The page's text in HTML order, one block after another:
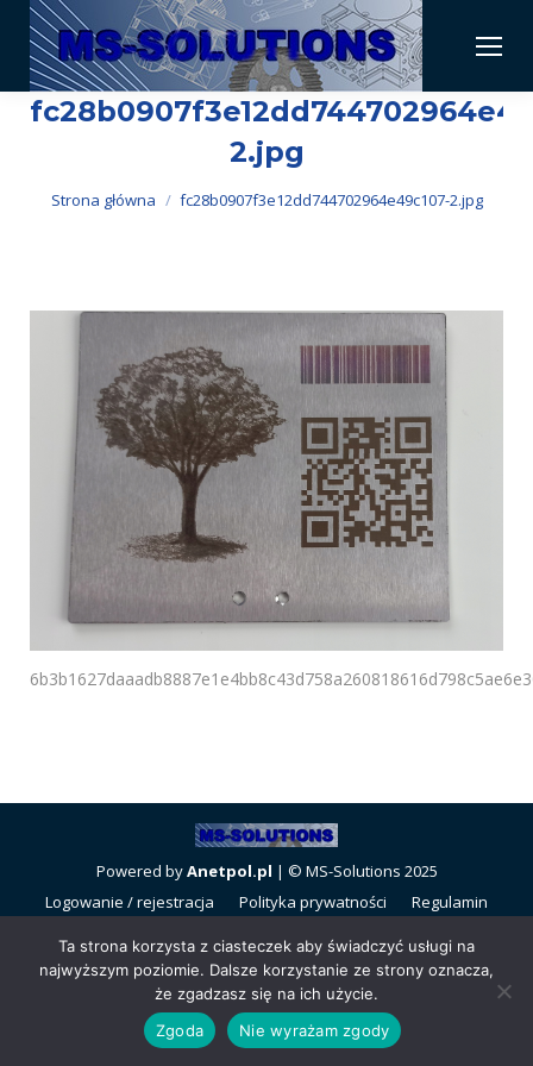
2.jpg
Jesteś tutaj:
Strona główna fc28b0907f3e12dd744702964e49c107-2.jpg
Powered byAnetpol.pl | © MS-Solutions 2025
Logowanie / rejestracja
Polityka prywatności
Regulamin
Ta strona korzysta z ciasteczek aby świadczyć usługi na
najwyższym poziomie. Dalsze korzystanie ze strony oznacza,
że zgadzasz się na ich użycie.
Zgoda
Nie wyrażam zgody